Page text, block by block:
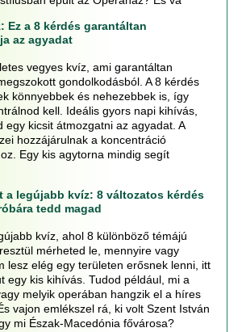
Ez a 8 kérdés garantáltan
az agyadat
vegyes kvíz, ami garantáltan
gondolkodásból. A 8 kérdés
könnyebbek és nehezebbek is, így
kell. Ideális gyors napi kihívás,
egy kicsit átmozgatni az agyadat. A
hozzájárulnak a koncentráció
Egy kis agytorna mindig segít
a legújabb kvíz: 8 változatos kérdés
tedd magad
kvíz, ahol 8 különböző témájú
mérheted le, mennyire vagy
lesz elég egy területen erősnek lenni, itt
egy kis kihívás. Tudod például, mi a
melyik operában hangzik el a híres
vajon emlékszel rá, ki volt Szent István
mi Észak-Macedónia fővárosa?